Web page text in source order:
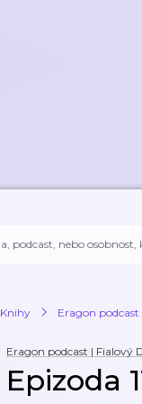
Knihy Eragon
Eragon podcast | Fialový
Epizoda